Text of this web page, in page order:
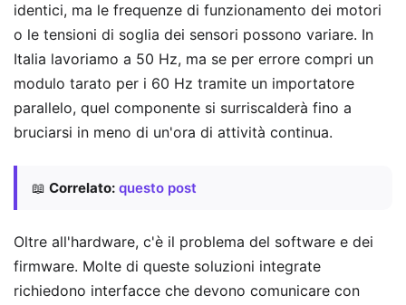
identici, ma le frequenze di funzionamento dei motori
o le tensioni di soglia dei sensori possono variare. In
Italia lavoriamo a 50 Hz, ma se per errore compri un
modulo tarato per i 60 Hz tramite un importatore
parallelo, quel componente si surriscalderà fino a
bruciarsi in meno di un'ora di attività continua.
📖 Correlato: questo post
Oltre all'hardware, c'è il problema del software e dei
firmware. Molte di queste soluzioni integrate
richiedono interfacce che devono comunicare con